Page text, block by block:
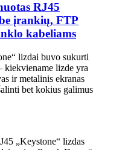
RJ45
įrankių, FTP
kabeliams
lizdai buvo sukurti
kiekviename lizde yra
ir metalinis ekranas
bet kokius galimus